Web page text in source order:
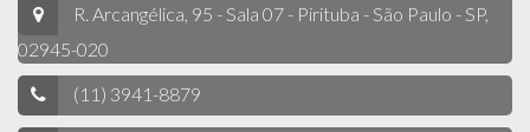
R. Arcangélica, 95 - Sala 07 - Pirituba - São Paulo - SP,
02945-020
(11) 3941-8879